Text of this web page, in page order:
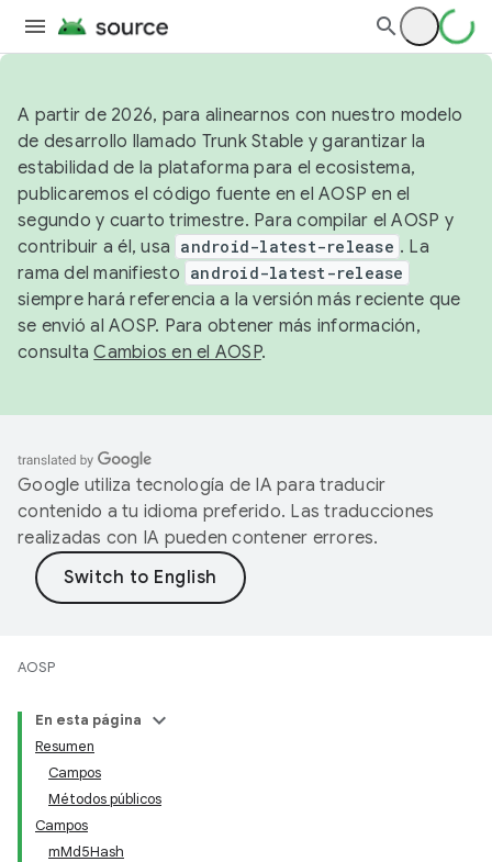
A partir de 2026, para alinearnos con nuestro modelo
de desarrollo llamado Trunk Stable y garantizar la
estabilidad de la plataforma para el ecosistema,
publicaremos el código fuente en el AOSP en el
segundo y cuarto trimestre. Para compilar el AOSP y
contribuir a él, usa android-latest-release . La
rama del manifiesto android-latest-release
siempre hará referencia a la versión más reciente que
se envió al AOSP. Para obtener más información,
consultaCambios en el AOSP.
Google utiliza tecnología de IA para traducir
contenido a tu idioma preferido. Las traducciones
realizadas con IA pueden contener errores.
AOSP
En esta página
Resumen
Campos
Métodos públicos
Campos
mMd5Hash